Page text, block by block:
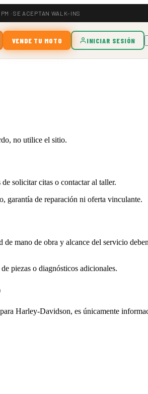
· SE ACEPTAN WALK-INS
VENDE TU MOTO INICIAR SESIÓN
no utilice el sitio.
solicitar citas o contactar al taller.
garantía de reparación ni oferta vinculante.
mano de obra y alcance del servicio
piezas o diagnósticos adicionales.
Harley-Davidson, es únicamente